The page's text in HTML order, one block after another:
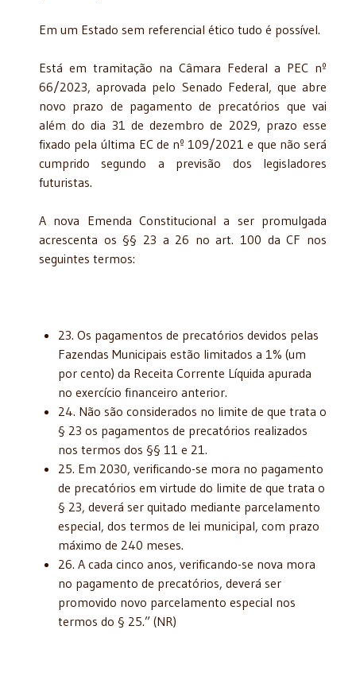
Em um Estado sem referencial ético tudo é possível.
Está em tramitação na Câmara Federal a PEC nº
66/2023, aprovada pelo Senado Federal, que abre
novo prazo de pagamento de precatórios que vai
além do dia 31 de dezembro de 2029, prazo esse
fixado pela última EC de nº 109/2021 e que não será
cumprido segundo a previsão dos legisladores
futuristas.
A nova Emenda Constitucional a ser promulgada
acrescenta os §§ 23 a 26 no art. 100 da CF nos
seguintes termos:
23. Os pagamentos de precatórios devidos pelas
Fazendas Municipais estão limitados a 1% (um
por cento) da Receita Corrente Líquida apurada
no exercício financeiro anterior.
24. Não são considerados no limite de que trata o
§ 23 os pagamentos de precatórios realizados
nos termos dos §§ 11 e 21.
25. Em 2030, verificando-se mora no pagamento
de precatórios em virtude do limite de que trata o
§ 23, deverá ser quitado mediante parcelamento
especial, dos termos de lei municipal, com prazo
máximo de 240 meses.
26. A cada cinco anos, verificando-se nova mora
no pagamento de precatórios, deverá ser
promovido novo parcelamento especial nos
termos do § 25.” (NR)